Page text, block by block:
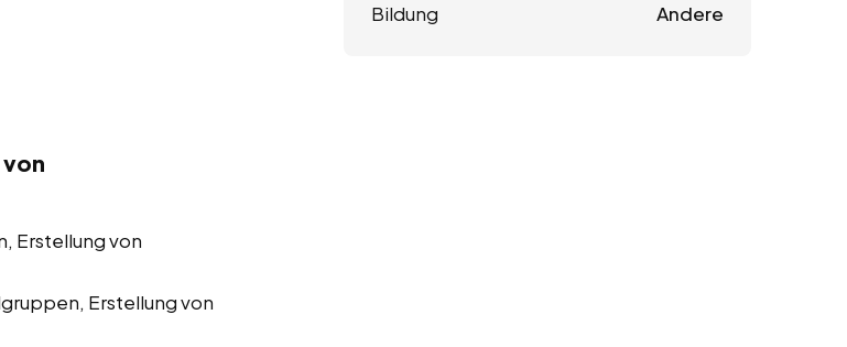
Erstellung von
Erstellung von
Bildung Andere